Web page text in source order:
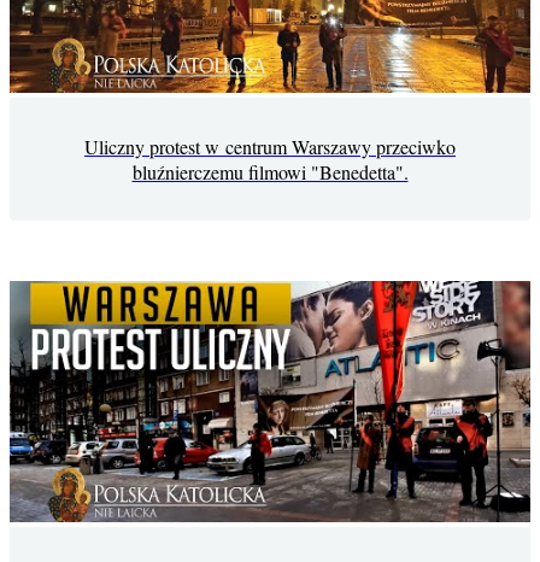
Uliczny protest w centrum Warszawy przeciwko
bluźnierczemu filmowi "Benedetta".